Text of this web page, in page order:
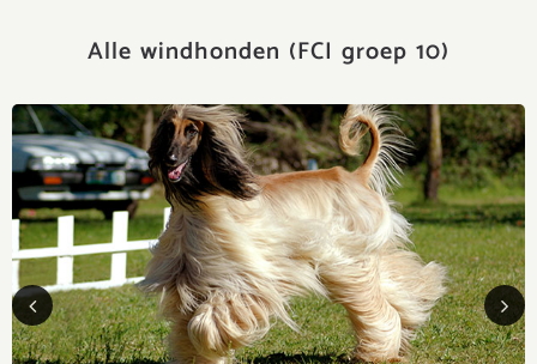
Alle windhonden (FCI groep 10)
Previous Next